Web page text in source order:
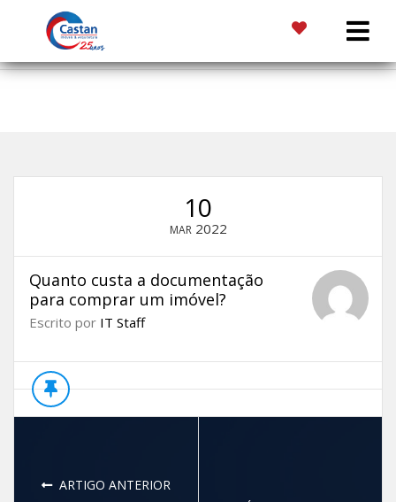
»Blog»Quanto custa a documentação para comprar um
imóvel?
10
MAR 2022
Quanto custa a documentação
para comprar um imóvel?
Escrito por IT Staff
ARTIGO ANTERIOR